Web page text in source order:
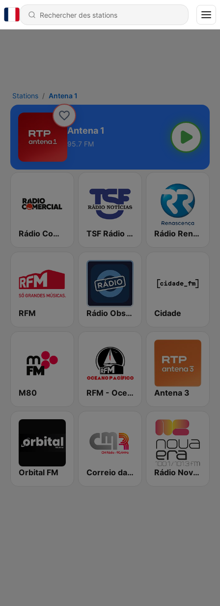
Stations Antena 1
Antena 1
95.7 FM
Rádio Comercial TSF Rádio Notícias Rádio Renascença
RFM Rádio Observador Cidade
M80 RFM - Oceano Pacífico Online Antena 3
Orbital FM Correio da Manhã Rádio Rádio Nova Era